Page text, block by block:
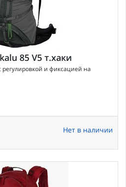
85 V5 т.хаки
регулировкой и фиксацией на
Нет в наличии